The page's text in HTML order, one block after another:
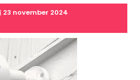
23 november 2024